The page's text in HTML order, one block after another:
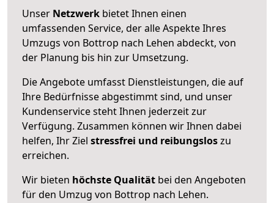
Unser Netzwerk bietet Ihnen einen
umfassenden Service, der alle Aspekte Ihres
Umzugs von Bottrop nach Lehen abdeckt, von
der Planung bis hin zur Umsetzung.
Die Angebote umfasst Dienstleistungen, die auf
Ihre Bedürfnisse abgestimmt sind, und unser
Kundenservice steht Ihnen jederzeit zur
Verfügung. Zusammen können wir Ihnen dabei
helfen, Ihr Ziel stressfrei und reibungsloszu
erreichen.
Wir bieten höchste Qualität bei den Angeboten
für den Umzug von Bottrop nach Lehen.